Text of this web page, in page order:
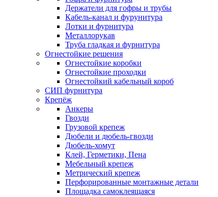
Держатели для гофры и трубы
Кабель-канал и фурунитура
Лотки и фурнитура
Металлорукав
Труба гладкая и фурнитура
Огнестойкие решения
Огнестойкие коробки
Огнестойкие проходки
Огнестойкий кабельный короб
СИП фурнитура
Крепёж
Анкеры
Гвозди
Грузовой крепеж
Дюбели и дюбель-гвозди
Дюбель-хомут
Клей, Герметики, Пена
Мебельный крепеж
Метрический крепеж
Перфорированные монтажные детали
Площадка самоклеящаяся